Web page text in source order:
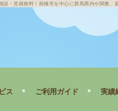
談・見積無料！前橋市を中心に群馬県内や関東、
ス ご利用ガイド 実績